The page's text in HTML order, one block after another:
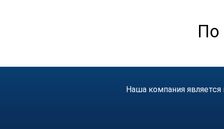
По
Наша компания